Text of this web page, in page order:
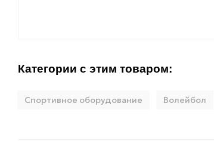
Категории с этим товаром:
Спортивное оборудование Волейбол